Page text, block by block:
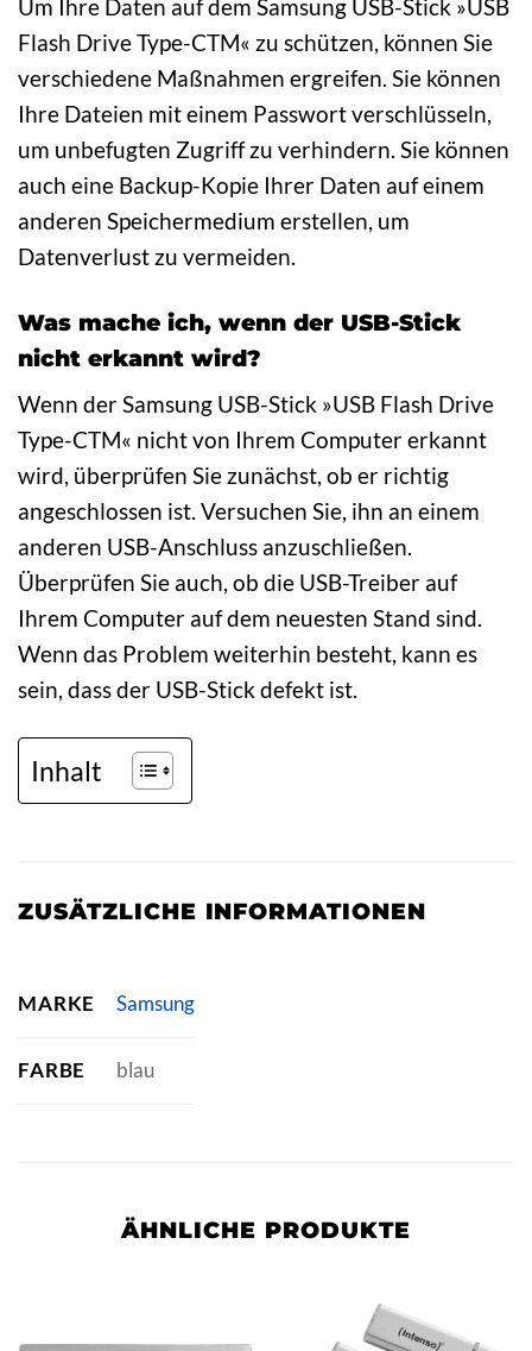
Um Ihre Daten auf dem Samsung USB-Stick »USB
Flash Drive Type-CTM« zu schützen, können Sie
verschiedene Maßnahmen ergreifen. Sie können
Ihre Dateien mit einem Passwort verschlüsseln,
um unbefugten Zugriff zu verhindern. Sie können
auch eine Backup-Kopie Ihrer Daten auf einem
anderen Speichermedium erstellen, um
Datenverlust zu vermeiden.
Was mache ich, wenn der USB-Stick
nicht erkannt wird?
Wenn der Samsung USB-Stick »USB Flash Drive
Type-CTM« nicht von Ihrem Computer erkannt
wird, überprüfen Sie zunächst, ob er richtig
angeschlossen ist. Versuchen Sie, ihn an einem
anderen USB-Anschluss anzuschließen.
Überprüfen Sie auch, ob die USB-Treiber auf
Ihrem Computer auf dem neuesten Stand sind.
Wenn das Problem weiterhin besteht, kann es
sein, dass der USB-Stick defekt ist.
Inhalt
ZUSÄTZLICHE INFORMATIONEN
MARKE Samsung
FARBE blau
ÄHNLICHE PRODUKTE